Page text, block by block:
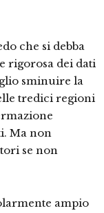
che si debba
rigorosa dei dati
sminuire la
tredici regioni
Ma non
se non
ampio